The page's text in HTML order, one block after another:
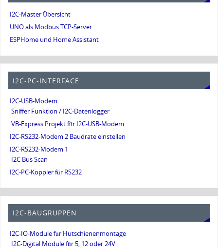
I2C-Master Übersicht
UNO als Modbus TCP-Server
ESPHome und Home Assistant
I2C-PC-INTERFACE
I2C-USB-Modem
Sniffer Funktion / I2C-Datenlogger
VB-Express Projekt für I2C-USB-Modem
I2C-RS232-Modem 2 Baudrate einstellen
I2C-RS232-Modem 1
I2C Bus Scan
I2C-PC-Koppler für RS232
I2C-BAUGRUPPEN
I2C-IO-Module für Hutschienenmontage
I2C-Digital Module für 5, 12 oder 24V